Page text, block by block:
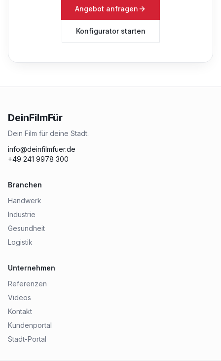
Angebot anfragen
Konfigurator starten
DeinFilmFür
Dein Film für deine Stadt.
info@deinfilmfuer.de
+49 241 9978 300
Branchen
Handwerk
Industrie
Gesundheit
Logistik
Unternehmen
Referenzen
Videos
Kontakt
Kundenportal
Stadt-Portal